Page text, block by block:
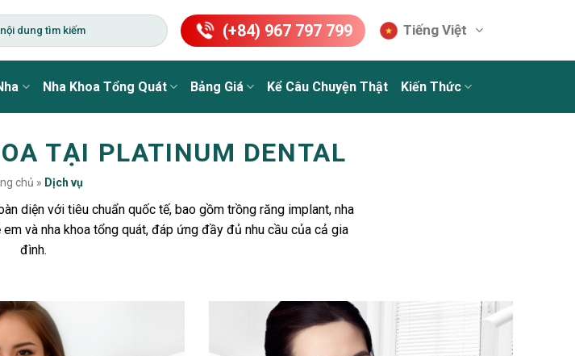
(+84) 967 797 799 Tiếng Việt
Nha Khoa Tổng Quát Bảng Giá Kể Câu Chuyện Thật Kiến Thức
TẠI PLATINUM DENTAL
chủ » Dịch vụ
diện với tiêu chuẩn quốc tế, bao gồm trồng răng implant, nha
và nha khoa tổng quát, đáp ứng đầy đủ nhu cầu của cả gia
đình.